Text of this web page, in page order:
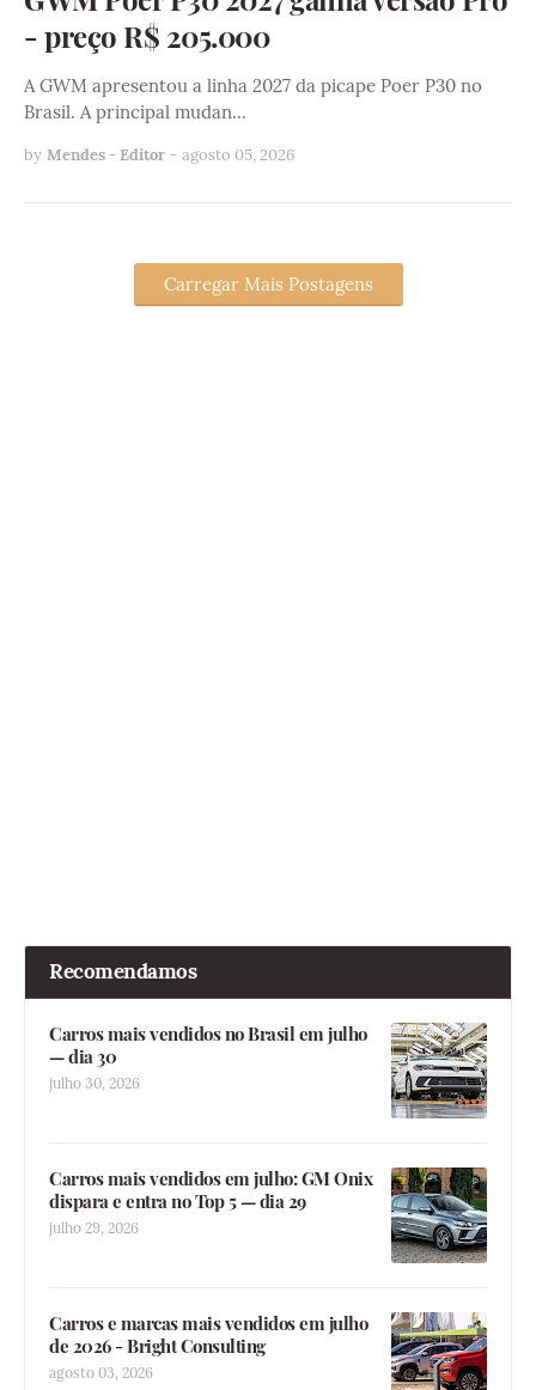
- preço R$ 205.000
A GWM apresentou a linha 2027 da picape Poer P30 no
Brasil. A principal mudan…
by Mendes - Editor - agosto 05, 2026
Carregar Mais Postagens
Recomendamos
Carros mais vendidos no Brasil em julho
— dia 30
julho 30, 2026
Carros mais vendidos em julho: GM Onix
dispara e entra no Top 5 — dia 29
julho 29, 2026
Carros e marcas mais vendidos em julho
de 2026 - Bright Consulting
agosto 03, 2026